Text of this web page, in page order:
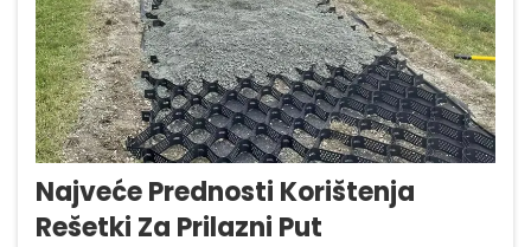
Najveće Prednosti Korištenja
Rešetki Za Prilazni Put